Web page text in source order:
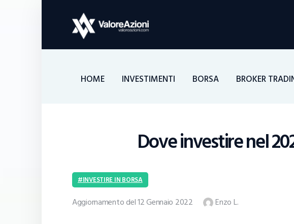
HOME INVESTIMENTI BORSA BROKER
Dove investire nel
Borsa
Guide Al
INVESTIRE IN BORSA
Aggiornamento del 12 Gennaio 2022 Enzo L.